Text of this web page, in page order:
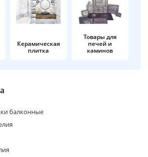
Керамическая
плитка
Товары для
печей и
каминов
балконные